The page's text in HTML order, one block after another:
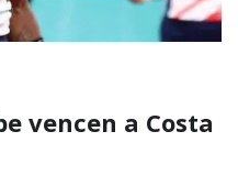
vencen a Costa